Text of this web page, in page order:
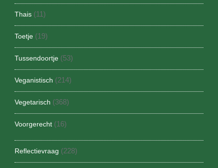
Thais (11)
Toetje (19)
Tussendoortje (53)
Veganistisch (214)
Vegetarisch (368)
Voorgerecht (16)
Reflectievraag (228)